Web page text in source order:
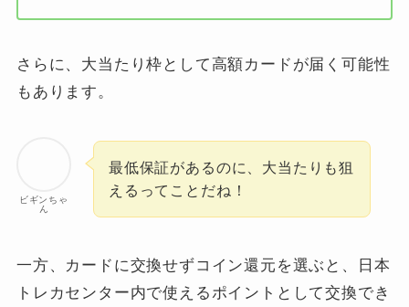
さらに、大当たり枠として高額カードが届く可能性
もあります。
ビギンちゃ
ん
最低保証があるのに、大当たりも狙
えるってことだね！
一方、カードに交換せずコイン還元を選ぶと、日本
トレカセンター内で使えるポイントとして交換でき